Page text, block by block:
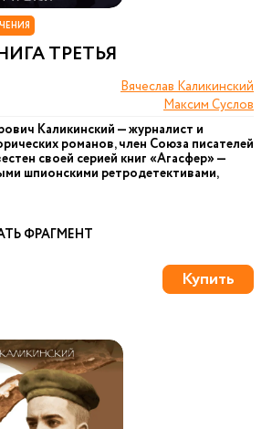
ТРЕТЬЯ
Вячеслав Каликинский
Максим Суслов
Каликинский — журналист и
романов, член Союза писателей
своей серией книг «Агасфер» —
шпионскими ретродетективами,
ФРАГМЕНТ
Купить